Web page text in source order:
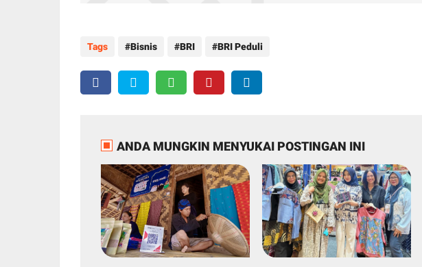
Tags Bisnis BRI BRI Peduli
ANDA MUNGKIN MENYUKAI POSTINGAN INI